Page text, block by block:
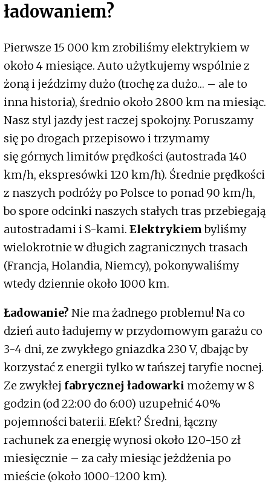
ładowaniem?
Pierwsze 15 000 km zrobiliśmy elektrykiem w
około 4 miesiące. Auto użytkujemy wspólnie z
żoną i jeździmy dużo (trochę za dużo… – ale to
inna historia), średnio około 2800 km na miesiąc.
Nasz styl jazdy jest raczej spokojny. Poruszamy
się po drogach przepisowo i trzymamy
się górnych limitów prędkości (autostrada 140
km/h, ekspresówki 120 km/h). Średnie prędkości
z naszych podróży po Polsce to ponad 90 km/h,
bo spore odcinki naszych stałych tras przebiegają
autostradami i S-kami. Elektrykiembyliśmy
wielokrotnie w długich zagranicznych trasach
(Francja, Holandia, Niemcy), pokonywaliśmy
wtedy dziennie około 1000 km.
Ładowanie? Nie ma żadnego problemu! Na co
dzień auto ładujemy w przydomowym garażu co
3-4 dni, ze zwykłego gniazdka 230 V, dbając by
korzystać z energii tylko w tańszej taryfie nocnej.
Ze zwykłej fabrycznej ładowarki możemy w 8
godzin (od 22:00 do 6:00) uzupełnić 40%
pojemności baterii. Efekt? Średni, łączny
rachunek za energię wynosi około 120-150 zł
miesięcznie – za cały miesiąc jeżdżenia po
mieście (około 1000-1200 km).